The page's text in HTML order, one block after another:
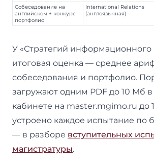
Собеседование на
английском + конкурс
портфолио
International Relations
(англоязычная)
У «Стратегий информационного
итоговая оценка — среднее
собеседования и портфолио.
загружают одним PDF до 10 Мб
кабинете на master.mgimo.ru до 1
устроено каждое испытание по
— в разборе вступительных
магистратуры.